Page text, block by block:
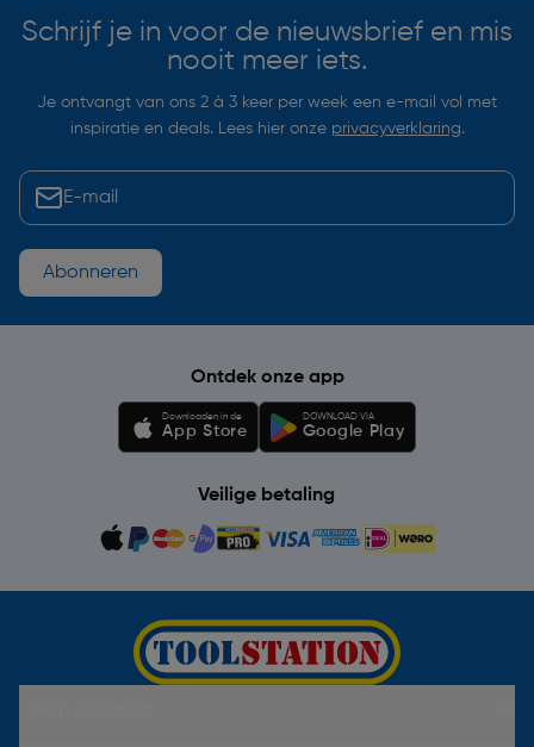
Schrijf je in voor de nieuwsbrief en mis
nooit meer iets.
Je ontvangt van ons 2 à 3 keer per week een e-mail vol met
inspiratie en deals. Lees hier onze privacyverklaring.
Abonneren
Ontdek onze app
Downloaden in de
App Store
DOWNLOAD VIA
Google Play
Veilige betaling